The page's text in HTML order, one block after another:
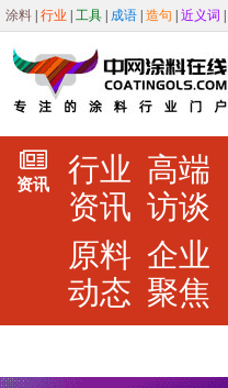
涂料 行业 工具 成语 造句 近义词
资讯
行业
资讯
高端
访谈
原料
动态
企业
聚焦